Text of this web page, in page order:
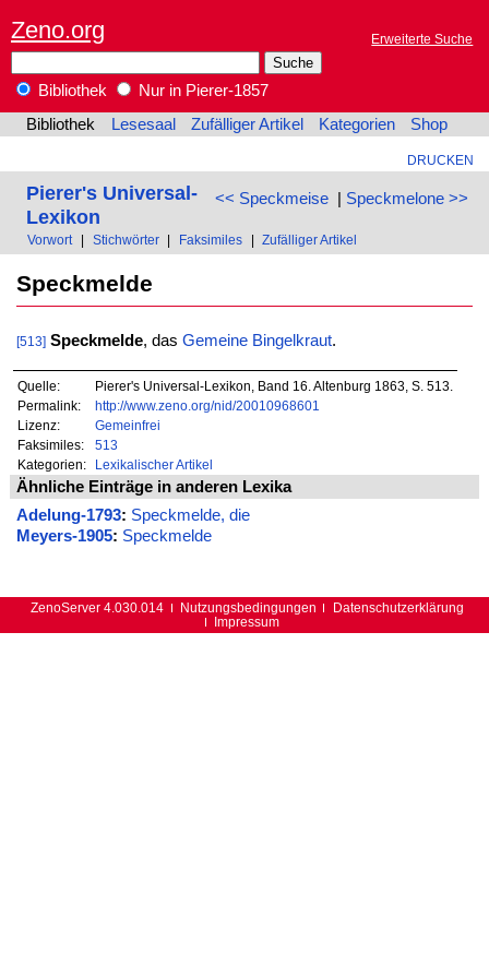
Zeno.org Erweiterte Suche
Bibliothek
Nur in Pierer-1857
Bibliothek
Lesesaal Zufälliger Artikel Kategorien Shop
DRUCKEN
<< Speckmeise| Speckmelone >>
Pierer's Universal-
Lexikon
Vorwort Stichwörter Faksimiles Zufälliger Artikel
Speckmelde
[513] Speckmelde, das Gemeine Bingelkraut.
Quelle:
Pierer's Universal-Lexikon, Band 16. Altenburg 1863, S. 513.
Permalink:
http://www.zeno.org/nid/20010968601
Lizenz:
Gemeinfrei
Faksimiles:
513
Kategorien:
Lexikalischer Artikel
Ähnliche Einträge in anderen Lexika
Adelung-1793: Speckmelde, die
Meyers-1905: Speckmelde
ZenoServer 4.030.014 Nutzungsbedingungen
Datenschutzerklärung
Impressum